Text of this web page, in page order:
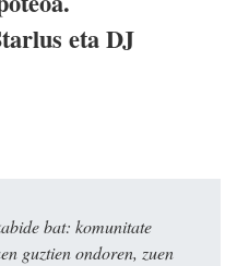
eta DJ
bat: komunitate
guztien ondoren, zuen